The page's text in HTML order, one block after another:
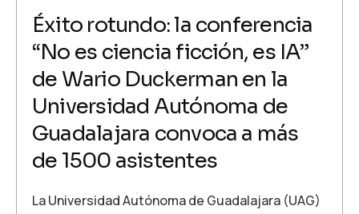
Éxito rotundo: la conferencia
“No es ciencia ficción, es IA”
de Wario Duckerman en la
Universidad Autónoma de
Guadalajara convoca a más
de 1500 asistentes
La Universidad Autónoma de Guadalajara (UAG)